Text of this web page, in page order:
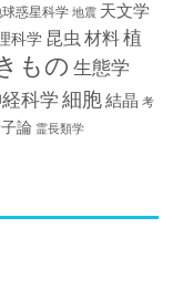
惑星科学 地震 天文学
科学 昆虫 材料植
もの 生態学
科学細胞結晶 考
論 霊長類学